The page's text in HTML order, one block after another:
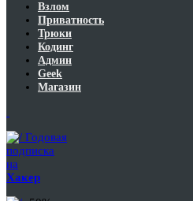
Взлом
Приватность
Трюки
Кодинг
Админ
Geek
Магазин
Годовая
подписка
на
Хакер